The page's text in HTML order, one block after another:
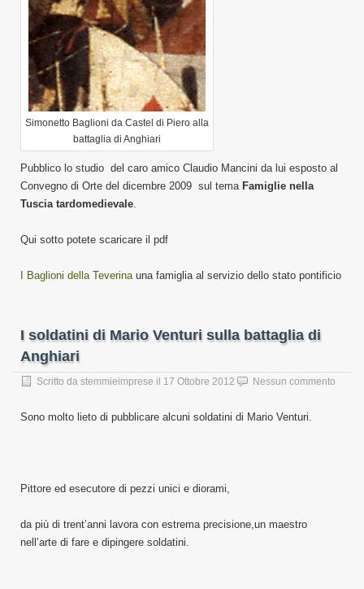
Simonetto Baglioni da Castel di Piero alla
battaglia di Anghiari
Pubblico lo studio del caro amico Claudio Mancini da lui esposto al
Convegno di Orte del dicembre 2009 sul tema Famiglie nella
Tuscia tardomedievale
Qui sotto potete scaricare il pdf
I Baglioni della Teverina una famiglia al servizio dello stato pontificio
I soldatini di Mario Venturi sulla battaglia di
Anghiari
Scritto da stemmieimprese il 17 Ottobre 2012 Nessun commento
Sono molto lieto di pubblicare alcuni soldatini di Mario Venturi.
Pittore ed esecutore di pezzi unici e diorami,
da più di trent’anni lavora con estrema precisione,un maestro
nell’arte di fare e dipingere soldatini.